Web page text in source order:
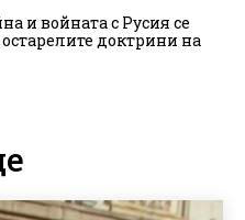
и войната с Русия се
доктрини на